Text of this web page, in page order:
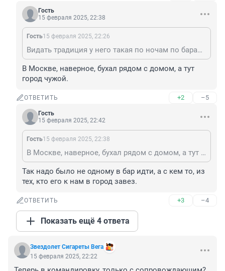
Гость
15 февраля 2025, 22:38
Гость15 февраля 2025, 22:26
Видать традиция у него такая по ночам по барам шастать до пьяных соплей.
В Москве, наверное, бухал рядом с домом, а тут
город чужой.
ОТВЕТИТЬ +2 –5
Гость
15 февраля 2025, 22:42
Гость15 февраля 2025, 22:38
В Москве, наверное, бухал рядом с домом, а тут город чужой.
Так надо было не одному в бар идти, а с кем то, из
тех, кто его к нам в город завез.
ОТВЕТИТЬ +3 –4
Показать ещё 4 ответа
Звездолет Сигареты Вега
15 февраля 2025, 22:22